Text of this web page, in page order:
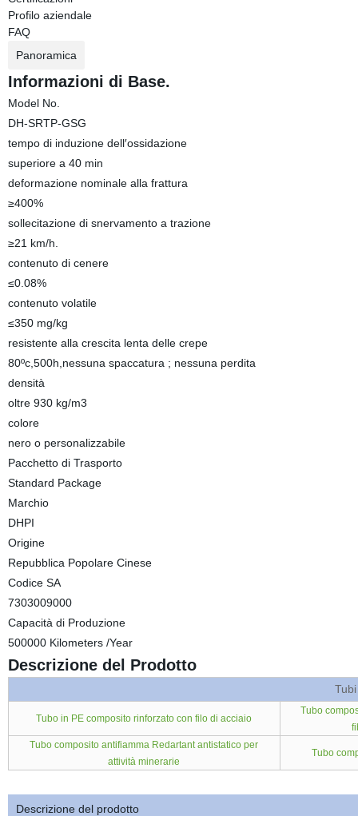
Profilo aziendale
FAQ
Panoramica
Informazioni di Base.
Model No.
DH-SRTP-GSG
tempo di induzione dell′ossidazione
superiore a 40 min
deformazione nominale alla frattura
≥400%
sollecitazione di snervamento a trazione
≥21 km/h.
contenuto di cenere
≤0.08%
contenuto volatile
≤350 mg/kg
resistente alla crescita lenta delle crepe
80ºc,500h,nessuna spaccatura ; nessuna perdita
densità
oltre 930 kg/m3
colore
nero o personalizzabile
Pacchetto di Trasporto
Standard Package
Marchio
DHPI
Origine
Repubblica Popolare Cinese
Codice SA
7303009000
Capacità di Produzione
500000 Kilometers /Year
Descrizione del Prodotto
Tubo in PE composito rinforzato con filo di acciaio
Tubo
Tubo composito antifiamma Redartant antistatico per
attività minerarie
Tubo
Descrizione del prodotto